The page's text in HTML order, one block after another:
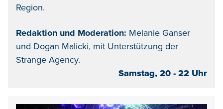
Region.
Redaktion und Moderation: Melanie Ganser
und Dogan Malicki, mit Unterstützung der
Strange Agency.
Samstag, 20 - 22 Uhr